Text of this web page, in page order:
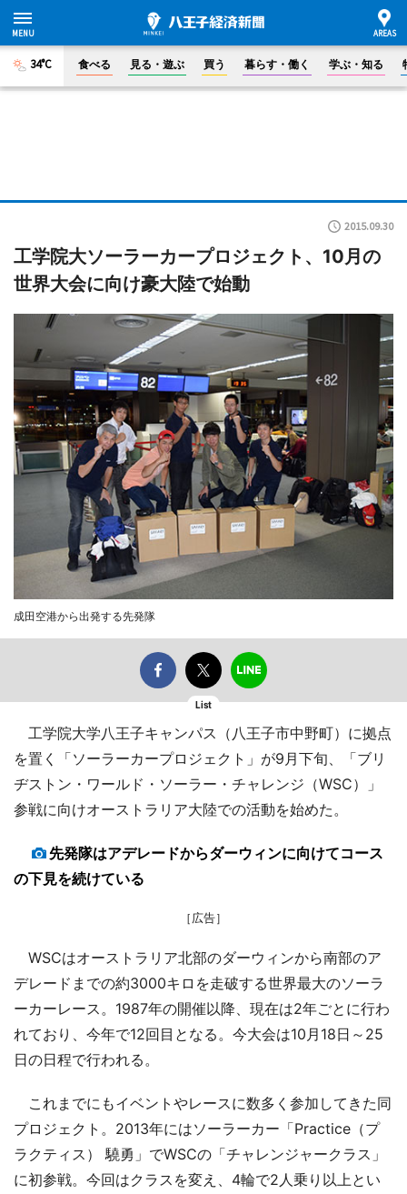
34°C 食べる 見る・遊ぶ 買う 暮らす・働く 学ぶ・知る
2015.09.30
工学院大ソーラーカープロジェクト、10月の
世界大会に向け豪大陸で始動
成田空港から出発する先発隊
List
工学院大学八王子キャンパス（八王子市中野町）に拠点
を置く「ソーラーカープロジェクト」が9月下旬、「ブリ
ヂストン・ワールド・ソーラー・チャレンジ（WSC）」
参戦に向けオーストラリア大陸での活動を始めた。
先発隊はアデレードからダーウィンに向けてコース
の下見を続けている
［広告］
WSCはオーストラリア北部のダーウィンから南部のア
デレードまでの約3000キロを走破する世界最大のソーラ
ーカーレース。1987年の開催以降、現在は2年ごとに行わ
れており、今年で12回目となる。今大会は10月18日～25
日の日程で行われる。
これまでにもイベントやレースに数多く参加してきた同
プロジェクト。2013年にはソーラーカー「Practice（プ
ラクティス） 驍勇」でWSCの「チャレンジャークラス」
に初参戦。今回はクラスを変え、4輪で2人乗り以上とい